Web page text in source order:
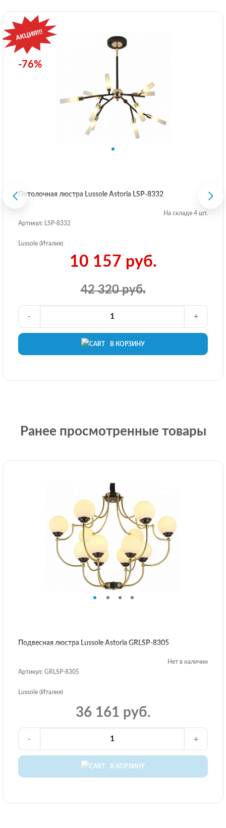
-76%
Потолочная люстра Lussole Astoria LSP-8332
На складе 4 шт.
Артикул: LSP-8332
Lussole (Италия)
42 320 руб.
10 157 руб.
В КОРЗИНУ
- +
Ранее просмотренные товары
Подвесная люстра Lussole Astoria GRLSP-8305
Нет в наличии
Артикул: GRLSP-8305
Lussole (Италия)
36 161 руб.
В КОРЗИНУ
- +